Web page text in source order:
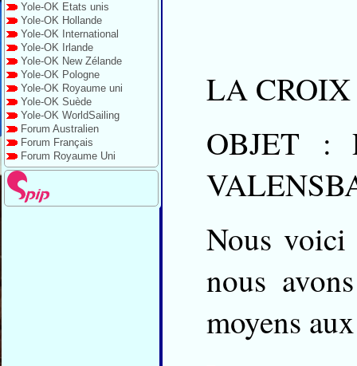
Yole-OK Etats unis
Yole-OK Hollande
Yole-OK International
Yole-OK Irlande
Yole-OK New Zélande
Yole-OK Pologne
Yole-OK Royaume uni
Yole-OK Suède
Yole-OK WorldSailing
Forum Australien
Forum Français
Forum Royaume Uni
LA
OBJET :
Nous
nous
moyens